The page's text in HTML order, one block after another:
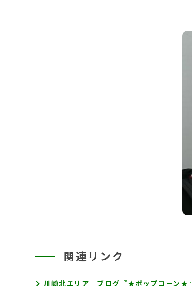
関連リンク
川崎北エリア ブログ『★ポップコーン★』